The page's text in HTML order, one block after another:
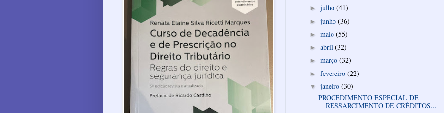
► julho (41)
► junho (36)
► maio (55)
► abril (32)
► março (32)
► fevereiro (22)
▼ janeiro (30)
PROCEDIMENTO ESPECIAL DE
RESSARCIMENTO DE CRÉDITOS...